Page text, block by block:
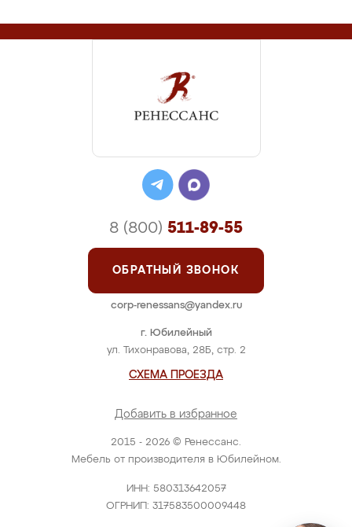
2015 - 2026 © Ренессанс.
Мебель от производителя в Юбилейном.
ИНН: 580313642057
ОГРНИП: 317583500009448
г. Юбилейный
ул. Тихонравова, 28Б, стр. 2
СХЕМА ПРОЕЗДА
Добавить в избранное
8 (800) 511-89-55
ОБРАТНЫЙ ЗВОНОК
corp-renessans@yandex.ru